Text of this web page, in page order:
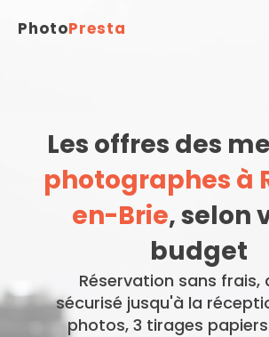
PhotoPresta
Les offres des
photographes à
en-Brie, selon
budget
Réservation sans frais,
sécurisé jusqu'à la
photos, 3 tirages